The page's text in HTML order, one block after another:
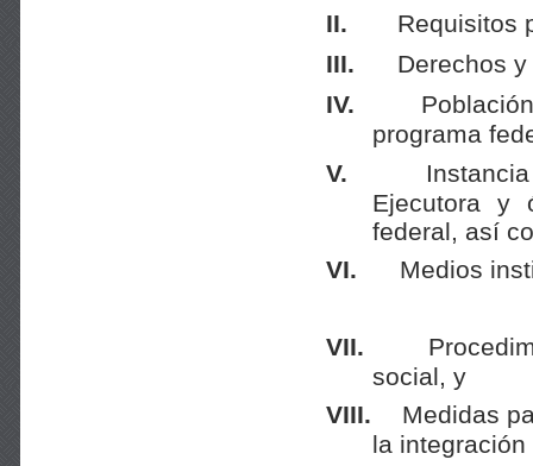
II.
Requisitos
III.
Derechos
IV.
programa
V.
Ejecutora y
federal, así
VI.
Medios
VII.
social, y
VIII.
Medidas
la